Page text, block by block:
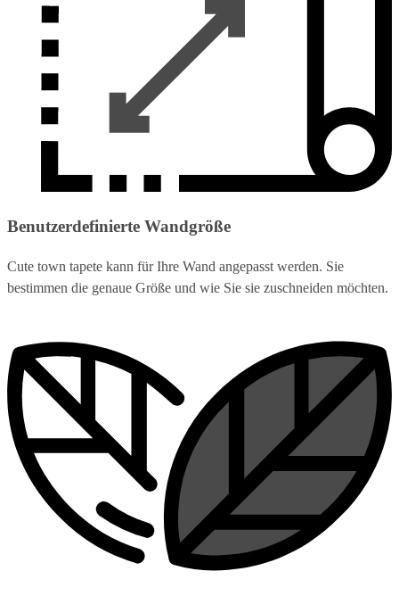
Benutzerdefinierte Wandgröße
Cute town tapete kann für Ihre Wand angepasst werden. Sie
bestimmen die genaue Größe und wie Sie sie zuschneiden möchten.